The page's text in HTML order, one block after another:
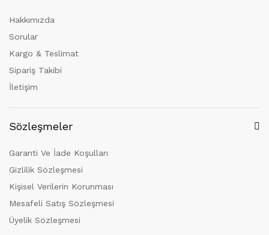
Hakkımızda
Sorular
Kargo & Teslimat
Sipariş Takibi
İletişim
Sözleşmeler
Garanti Ve İade Koşulları
Gizlilik Sözleşmesi
Kişisel Verilerin Korunması
Mesafeli Satış Sözleşmesi
Üyelik Sözleşmesi